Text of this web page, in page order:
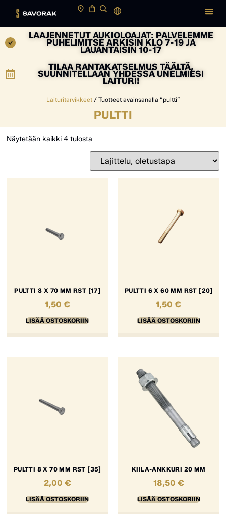
LAAJENNETUT AUKIOLOAJAT: PALVELEMME
PUHELIMITSE ARKISIN KLO 7-19 JA
LAUANTAISIN 10-17
TILAA RANTAKATSELMUS TÄÄLTÄ,
SUUNNITELLAAN YHDESSÄ UNELMIESI
LAITURI!
Laituritarvikkeet/ Tuotteet avainsanalla “pultti”
PULTTI
Näytetään kaikki 4 tulosta
PULTTI 8 X 70 MM RST [17]
1,50 €
LISÄÄ OSTOSKORIIN
PULTTI 6 X 60 MM RST [20]
1,50€
LISÄÄ OSTOSKORIIN
PULTTI 8 X 70 MM RST [35]
2,00 €
LISÄÄ OSTOSKORIIN
KIILA-ANKKURI 20 MM
18,50 €
LISÄÄ OSTOSKORIIN